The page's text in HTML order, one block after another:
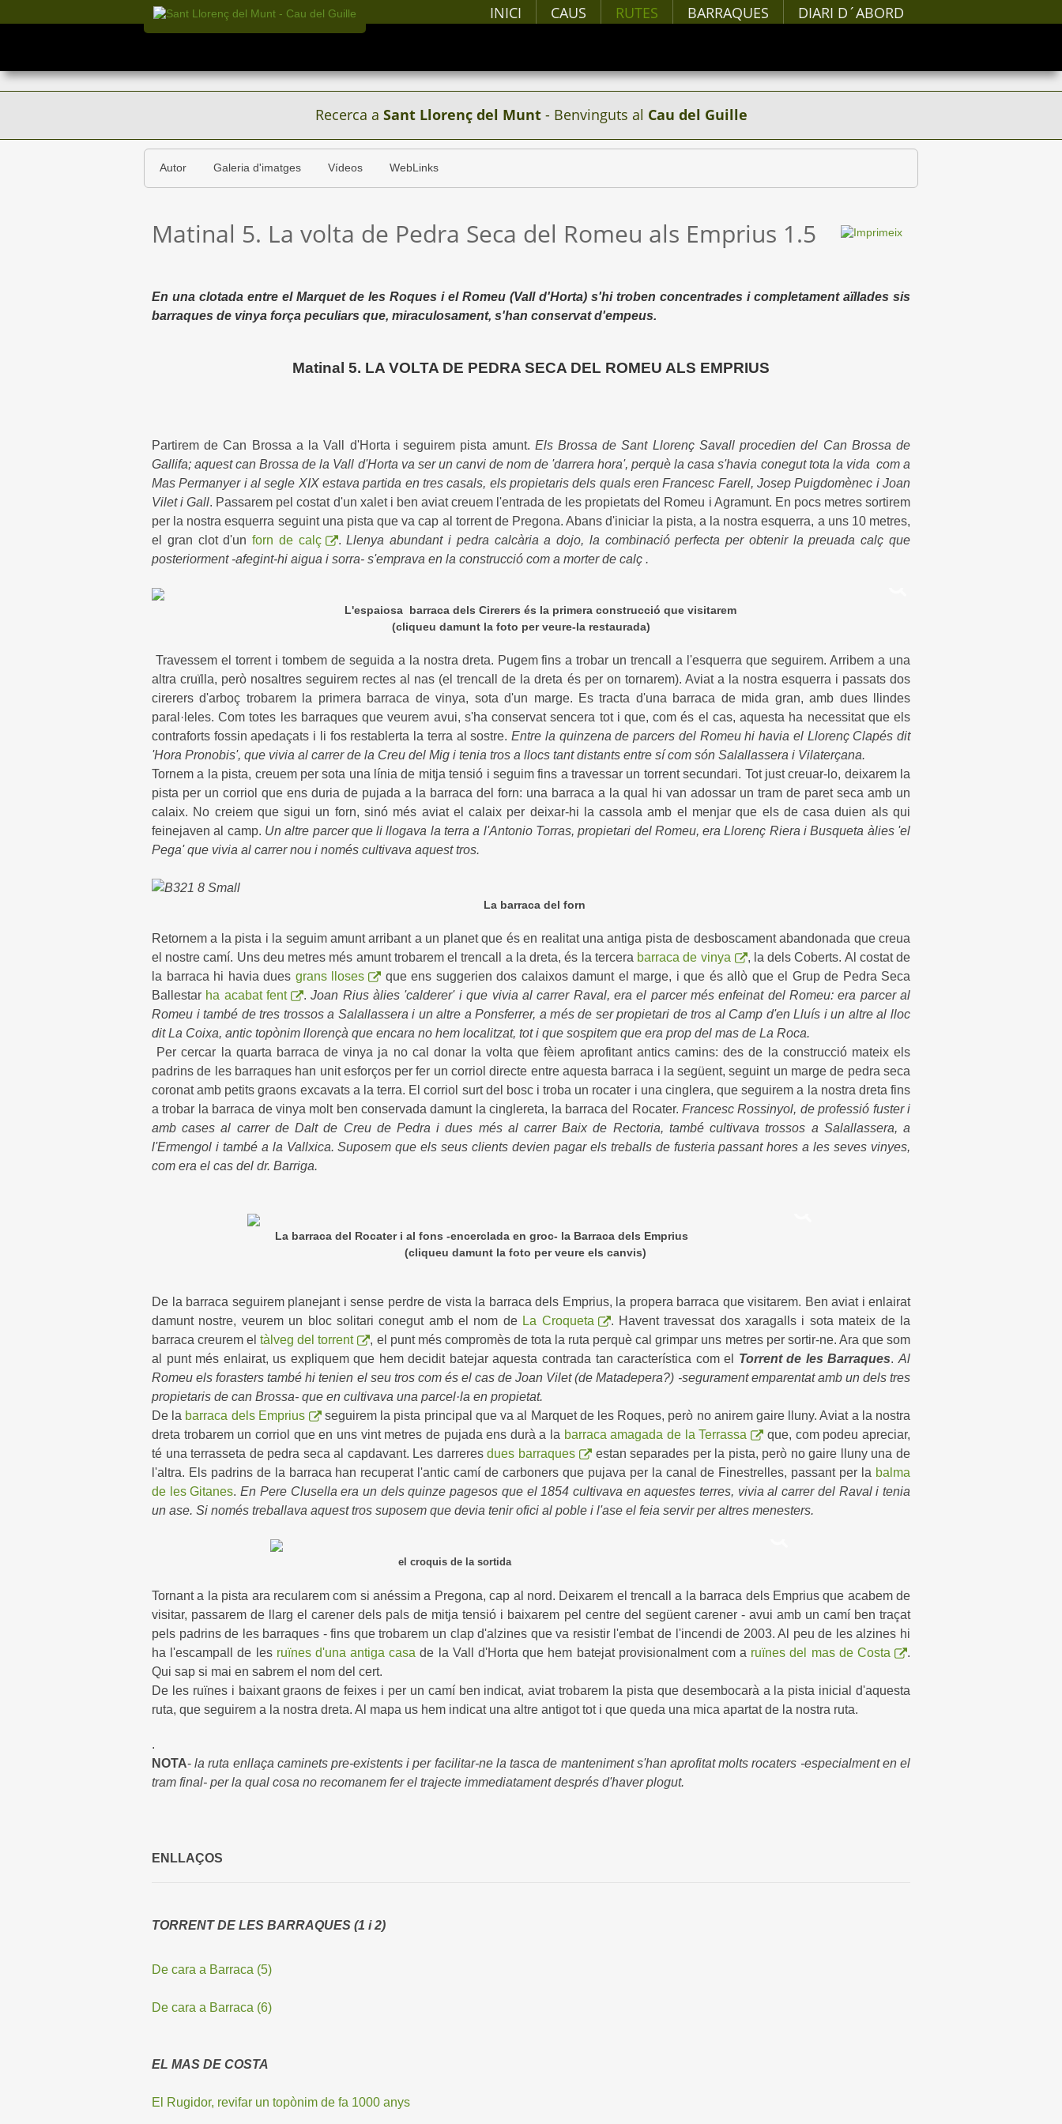
INICI CAUS RUTES BARRAQUES DIARI D´ABORD
Recerca a Sant Llorenç del Munt- Benvinguts al Cau del Guille
Autor Galeria d'imatges Vídeos WebLinks
Matinal 5. La volta de Pedra Seca del Romeu als Emprius 1.5
En una clotada entre el Marquet de les Roques i el Romeu (Vall d'Horta) s'hi troben concentrades i completament aïllades sis
barraques de vinya força peculiars que, miraculosament, s'han conservat d'empeus.
Matinal 5. LA VOLTA DE PEDRA SECA DEL ROMEU ALS EMPRIUS
Partirem de Can Brossa a la Vall d'Horta i seguirem pista amunt. Els Brossa de Sant Llorenç Savall procedien del Can Brossa de
Gallifa; aquest can Brossa de la Vall d'Horta va ser un canvi de nom de 'darrera hora', perquè la casa s'havia conegut tota la vida com a
Mas Permanyer i al segle XIX estava partida en tres casals, els propietaris dels quals eren Francesc Farell, Josep Puigdomènec i Joan
Vilet i Gall. Passarem pel costat d'un xalet i ben aviat creuem l'entrada de les propietats del Romeu i Agramunt. En pocs metres sortirem
per la nostra esquerra seguint una pista que va cap al torrent de Pregona. Abans d'iniciar la pista, a la nostra esquerra, a uns 10 metres,
el gran clot d'unforn de calç .Llenya abundant i pedra calcària a dojo, la combinació perfecta per obtenir la preuada calç que
posteriorment -afegint-hi aigua i sorra- s'emprava en la construcció com a morter de calç .
L'espaiosa barraca dels Cirerers és la primera construcció que visitarem
(cliqueu damunt la foto per veure-la restaurada)
Travessem el torrent i tombem de seguida a la nostra dreta. Pugem fins a trobar un trencall a l'esquerra que seguirem. Arribem a una
altra cruïlla, però nosaltres seguirem rectes al nas (el trencall de la dreta és per on tornarem). Aviat a la nostra esquerra i passats dos
cirerers d'arboç trobarem la primera barraca de vinya, sota d'un marge. Es tracta d'una barraca de mida gran, amb dues llindes
paral·leles. Com totes les barraques que veurem avui, s'ha conservat sencera tot i que, com és el cas, aquesta ha necessitat que els
contraforts fossin apedaçats i li fos restablerta la terra al sostre. Entre la quinzena de parcers del Romeu hi havia el Llorenç Clapés dit
'Hora Pronobis', que vivia al carrer de la Creu del Mig i tenia tros a llocs tant distants entre sí com són Salallassera i Vilaterçana.
Tornem a la pista, creuem per sota una línia de mitja tensió i seguim fins a travessar un torrent secundari. Tot just creuar-lo, deixarem la
pista per un corriol que ens duria de pujada a la barraca del forn: una barraca a la qual hi van adossar un tram de paret seca amb un
calaix. No creiem que sigui un forn, sinó més aviat el calaix per deixar-hi la cassola amb el menjar que els de casa duien als qui
feinejaven al camp. Un altre parcer que li llogava la terra a l'Antonio Torras, propietari del Romeu, era Llorenç Riera i Busqueta àlies 'el
Pega' que vivia al carrer nou i només cultivava aquest tros.
La barraca del forn
Retornem a la pista i la seguim amunt arribant a un planet que és en realitat una antiga pista de desboscament abandonada que creua
el nostre camí. Uns deu metres més amunt trobarem el trencall a la dreta, és la tercera barraca de vinya
, la dels Coberts. Al costat de
la barraca hi havia dues grans lloses
que ens suggerien dos calaixos damunt el marge, i que és allò que el Grup de Pedra Seca
Ballestar ha acabat fent .Joan Rius àlies 'calderer' i que vivia al carrer Raval, era el parcer més enfeinat del Romeu: era parcer al
Romeu i també de tres trossos a Salallassera i un altre a Ponsferrer, a més de ser propietari de tros al Camp d'en Lluís i un altre al lloc
dit La Coixa, antic topònim llorençà que encara no hem localitzat, tot i que sospitem que era prop del mas de La Roca.
Per cercar la quarta barraca de vinya ja no cal donar la volta que fèiem aprofitant antics camins: des de la construcció mateix els
padrins de les barraques han unit esforços per fer un corriol directe entre aquesta barraca i la següent, seguint un marge de pedra seca
coronat amb petits graons excavats a la terra. El corriol surt del bosc i troba un rocater i una cinglera, que seguirem a la nostra dreta fins
a trobar la barraca de vinya molt ben conservada damunt la cinglereta, la barraca del Rocater.Francesc Rossinyol, de professió fuster i
amb cases al carrer de Dalt de Creu de Pedra i dues més al carrer Baix de Rectoria, també cultivava trossos a Salallassera, a
l'Ermengol i també a la Vallxica. Suposem que els seus clients devien pagar els treballs de fusteria passant hores a les seves vinyes,
com era el cas del dr. Barriga.
La barraca del Rocater i al fons -encerclada en groc- la Barraca dels Emprius
(cliqueu damunt la foto per veure els canvis)
De la barraca seguirem planejant i sense perdre de vista la barraca dels Emprius, la propera barraca que visitarem. Ben aviat i enlairat
damunt nostre, veurem un bloc solitari conegut amb el nom de La Croqueta
. Havent travessat dos xaragalls i sota mateix de la
barraca creurem eltàlveg del torrent
, el punt més compromès de tota la ruta perquè cal grimpar uns metres per sortir-ne. Ara que som
al punt més enlairat, us expliquem que hem decidit batejar aquesta contrada tan característica com el Torrent de les Barraques.Al
Romeu els forasters també hi tenien el seu tros com és el cas de Joan Vilet (de Matadepera?) -segurament emparentat amb un dels tres
propietaris de can Brossa- que en cultivava una parcel·la en propietat.
De la barraca dels Emprius
seguirem la pista principal que va al Marquet de les Roques, però no anirem gaire lluny. Aviat a la nostra
dreta trobarem un corriol que en uns vint metres de pujada ens durà a la barraca amagada de la Terrassa
que, com podeu apreciar,
té una terrasseta de pedra seca al capdavant. Les darreresdues barraques
estan separades per la pista, però no gaire lluny una de
l'altra. Els padrins de la barraca han recuperat l'antic camí de carboners que pujava per la canal de Finestrelles, passant per la balma
de les Gitanes.En Pere Clusella era un dels quinze pagesos que el 1854 cultivava en aquestes terres, vivia al carrer del Raval i tenia
un ase. Si només treballava aquest tros suposem que devia tenir ofici al poble i l'ase el feia servir per altres menesters.
el croquis de la sortida
Tornant a la pista ara recularem com si anéssim a Pregona, cap al nord. Deixarem el trencall a la barraca dels Emprius que acabem de
visitar, passarem de llarg el carener dels pals de mitja tensió i baixarem pel centre del següent carener - avui amb un camí ben traçat
pels padrins de les barraques - fins que trobarem un clap d'alzines que va resistir l'embat de l'incendi de 2003. Al peu de les alzines hi
ha l'escampall de les ruïnes d'una antiga casa de la Vall d'Horta que hem batejat provisionalment com a ruïnes del mas de Costa
.
Qui sap si mai en sabrem el nom del cert.
De les ruïnes i baixant graons de feixes i per un camí ben indicat, aviat trobarem la pista que desembocarà a la pista inicial d'aquesta
ruta, que seguirem a la nostra dreta. Al mapa us hem indicat una altre antigot tot i que queda una mica apartat de la nostra ruta.
.
NOTA-la ruta enllaça caminets pre-existents i per facilitar-ne la tasca de manteniment s'han aprofitat molts rocaters -especialment en el
tram final- per la qual cosa no recomanem fer el trajecte immediatament després d'haver plogut.
ENLLAÇOS
TORRENT DE LES BARRAQUES (1 i 2)
De cara a Barraca (5)
De cara a Barraca (6)
EL MAS DE COSTA
El Rugidor, revifar un topònim de fa 1000 anys